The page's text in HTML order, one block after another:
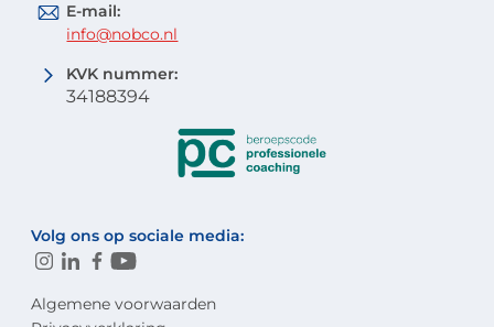
E-mail:
info@nobco.nl
KVK nummer:
34188394
Volg ons op sociale media:
Algemene voorwaarden